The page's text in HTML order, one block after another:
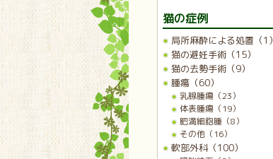
猫の症例
局所麻酔による処置（1）
猫の避妊手術（15）
猫の去勢手術（9）
腫瘍（60）
乳腺腫瘍（23）
体表腫瘍（19）
肥満細胞腫（8）
その他（16）
軟部外科（100）